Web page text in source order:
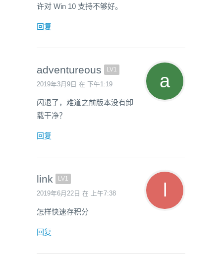
许对 Win 10 支持不够好。
回复
adventureous LV1
2019年3月9日 在 下午1:19
闪退了，难道之前版本没有卸
载干净？
回复
link LV1
2019年6月22日 在 上午7:38
怎样快速存积分
回复